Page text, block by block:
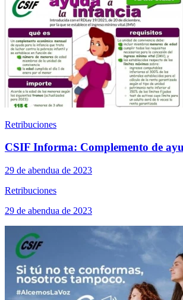
Retribuciones
CSIF Informa: Complemento de
29 de abendua de 2023
Retribuciones
29 de abendua de 2023